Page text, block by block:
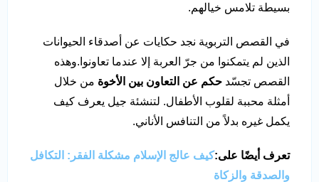
بسيطة تلامس خيالهم.
في القصص التربوية نجد حكايات عن أصدقاء الحيوانات
الذين لم يتمكنوا من جرّ العربة إلا عندما تعاونوا.وهذه
القصص تجسّد حكم عن التعاون بين الأخوة من خلال
أمثلة محببة لقلوب الأطفال. لتنشئة جيل يعرف كيف
يكمل غيره بدلاً من التنافس الأناني.
تعرف أيضًا على:كيف عالج الإسلام مشكلة الفقر: التكافل
والصدقة والزكاة